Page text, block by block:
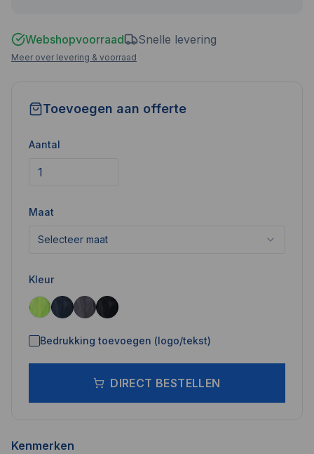
Webshopvoorraad Snelle levering
Meer over levering & voorraad
Toevoegen aan offerte
Aantal
Maat
Selecteer maat
Kleur
Bedrukking toevoegen (logo/tekst)
DIRECT BESTELLEN
Kenmerken